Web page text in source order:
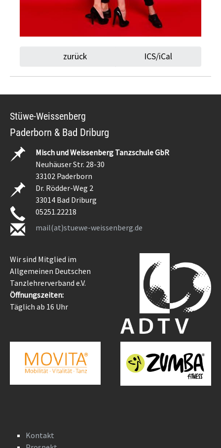
zurück ICS/iCal
Stüwe-Weissenberg
Paderborn & Bad Driburg
Misch und Weissenberg Tanzschule GbR
Neuhäuser Str. 28-30
33102 Paderborn
Dr. Rödder-Weg 2
33014 Bad Driburg
05251.22218
mail(at)stuewe-weissenberg.de
Wir sind Mitglied im
Allgemeinen Deutschen
Tanzlehrerverband e.V.
Öffnungszeiten:
Täglich ab 16 Uhr
Kontakt